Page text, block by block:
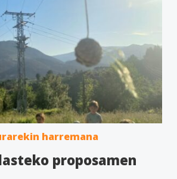
harremana
proposamen